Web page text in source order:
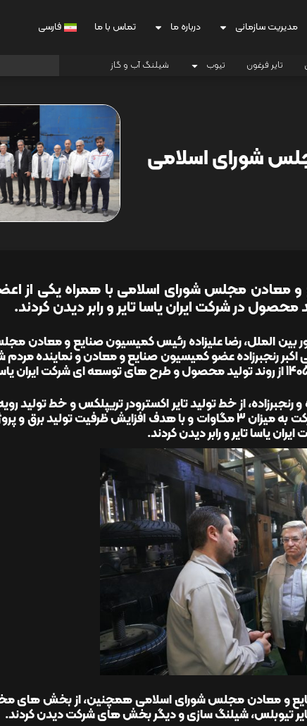
مدیریت سازمانی درباره ما تماس با ما فارسی
تایر فرغون تیوب شیلنگ آب و گاز
شورای اسلامی
معادن مجلس شورای اسلامی با همراه یکی از
در شرکت ایران یاسا تایر و رابر دیدن کردند.
بین الملل، رضا علیزاده رئیس کمیسیون صنایع و معادن
اکبر رنجبرزاده عضو کمیسیون صنایع و معادن و نماینده
و رنجبرزاده، از خط تولید تایر اکسترودر تریپلکس و خط تولید
پروژه تامین برق مورد نیاز شرکت به میزان 3 مگاوات و با هدف افزایش ظرفیت
یاسا تایر و رابر دیدن کردند.
و معادن مجلس شورای اسلامی همچنین، از بخش های
تیوبلس، شیلنگ سازی و دیگر بخش های شرکت دیدن کردند.